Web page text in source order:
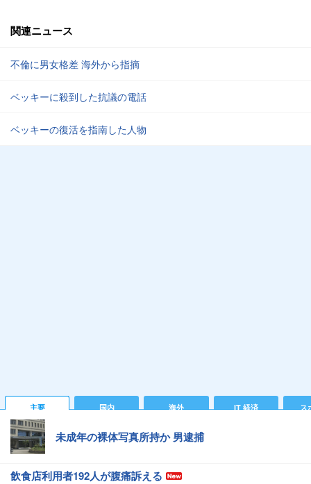
関連ニュース
不倫に男女格差 海外から指摘
ベッキーに殺到した抗議の電話
ベッキーの復活を指南した人物
主要 国内 海外 IT 経済 ス
未成年の裸体写真所持か 男逮捕
飲食店利用者192人が腹痛訴える